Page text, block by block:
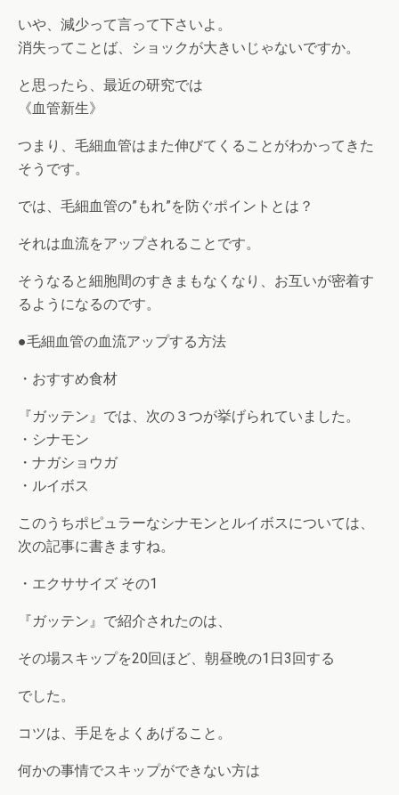
いや、減少って言って下さいよ。
消失ってことば、ショックが大きいじゃないですか。
と思ったら、最近の研究では
《血管新生》
つまり、毛細血管はまた伸びてくることがわかってきた
そうです。
では、毛細血管の”もれ”を防ぐポイントとは？
それは血流をアップされることです。
そうなると細胞間のすきまもなくなり、お互いが密着す
るようになるのです。
●毛細血管の血流アップする方法
・おすすめ食材
『ガッテン』では、次の３つが挙げられていました。
・シナモン
・ナガショウガ
・ルイボス
このうちポピュラーなシナモンとルイボスについては、
次の記事に書きますね。
・エクササイズ その1
『ガッテン』で紹介されたのは、
その場スキップを20回ほど、朝昼晩の1日3回する
でした。
コツは、手足をよくあげること。
何かの事情でスキップができない方は